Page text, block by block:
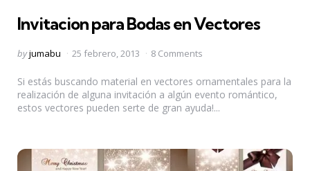
Invitacion para Bodas en Vectores
Posted
byjumabu 25 febrero, 2013 8 Comments
Si estás buscando material en vectores ornamentales para la
realización de alguna invitación a algún evento romántico,
estos vectores pueden serte de gran ayuda!...